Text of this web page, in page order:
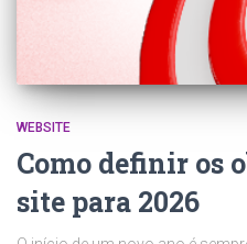
WEBSITE
Como definir os
site para 2026